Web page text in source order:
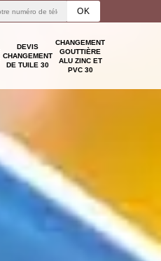
DEVIS
CHANGEMENT
DE TUILE 30
CHANGEMENT
GOUTTIÈRE
ALU ZINC ET
PVC 30